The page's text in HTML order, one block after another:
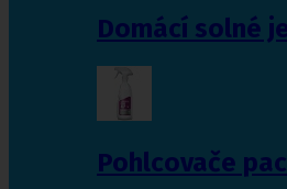
Domácí solné
Pohlcovače